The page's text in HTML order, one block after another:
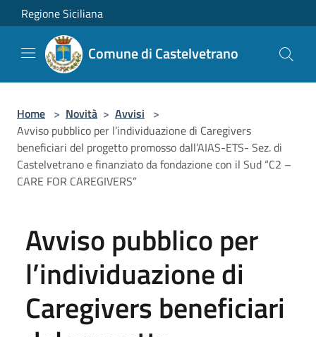
Salta al contenuto principale
Regione Siciliana
Comune di Castelvetrano
Home > Novità > Avvisi >
Avviso pubblico per l’individuazione di Caregivers
beneficiari del progetto promosso dall’AIAS-ETS- Sez. di
Castelvetrano e finanziato da fondazione con il Sud “C2 –
CARE FOR CAREGIVERS”
Avviso pubblico per
l’individuazione di
Caregivers beneficiari